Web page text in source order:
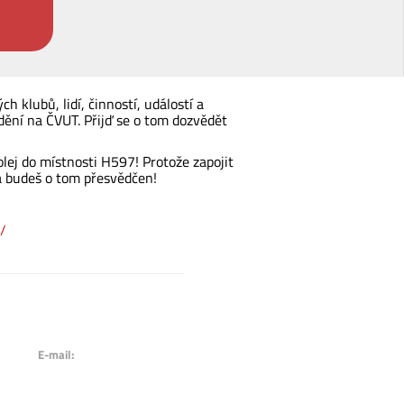
klubů, lidí, činností, událostí a
na ČVUT. Přijď se o tom dozvědět
do místnosti H597! Protože zapojit
o tom přesvědčen!
E-mail: